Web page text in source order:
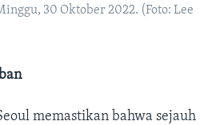
30 Oktober 2022. (Foto: Lee
memastikan bahwa sejauh